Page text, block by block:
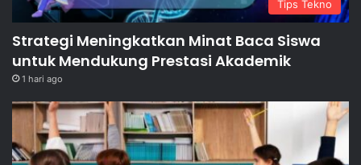
Tips Tekno
Strategi Meningkatkan Minat Baca Siswa
untuk Mendukung Prestasi Akademik
1 hari ago